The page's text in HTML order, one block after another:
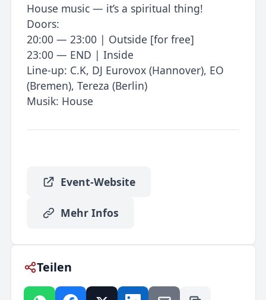
House music — it’s a spiritual thing!
Doors:
20:00 — 23:00 | Outside [for free]
23:00 — END | Inside
Line-up: C.K, DJ Eurovox (Hannover), EO
(Bremen), Tereza (Berlin)
Musik: House
Event-Website
Mehr Infos
Teilen